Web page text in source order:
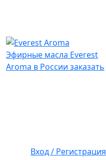
Эфирные масла Everest
Aroma в России заказать
Вход / Регистрация